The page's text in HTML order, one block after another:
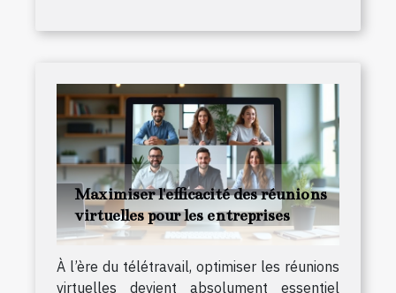
Maximiser l'efficacité des réunions
virtuelles pour les entreprises
À l’ère du télétravail, optimiser les réunions
virtuelles devient absolument essentiel